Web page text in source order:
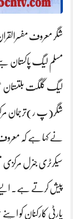
شگر معروف
مسلم لیگ پاکستان
لیگ گلگت بلتستان
شگر(پ ر)ترجمان
نے کہا ہے کہ معروف
سیکرٹری جنرل مرکزی
پیش کرتے ہے۔
پارٹی کارکنان کو